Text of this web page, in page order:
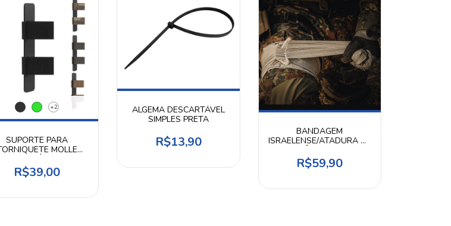
+2
SUPORTE PARA
MOLLE
ACC-01 - WOSPORT
R$39,00
ALGEMA DESCARTÁVEL
SIMPLES PRETA
R$13,90
BANDAGEM
ISRAELENSE/ATADURA DE
RESCUE
R$59,90